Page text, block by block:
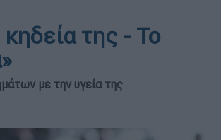
της - Το
με την υγεία της